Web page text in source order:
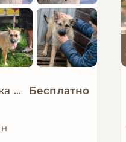
Бородата мила собачка МАЛЬВА мріє про родину! Бесплатно